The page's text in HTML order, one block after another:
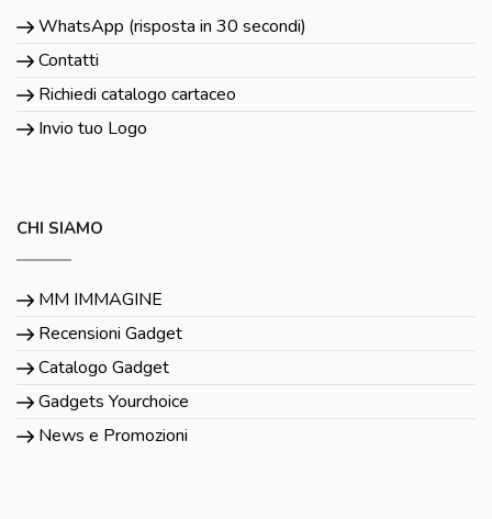
WhatsApp (risposta in 30 secondi)
Contatti
Richiedi catalogo cartaceo
Invio tuo Logo
CHI SIAMO
MM IMMAGINE
Recensioni Gadget
Catalogo Gadget
Gadgets Yourchoice
News e Promozioni